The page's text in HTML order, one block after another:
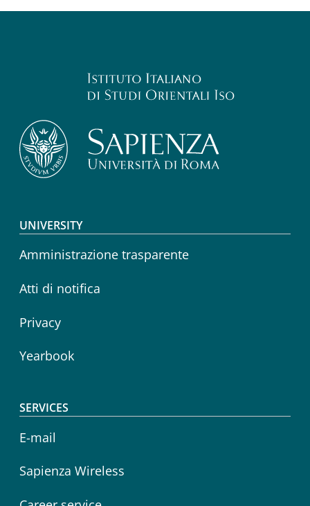
Footer menu
UNIVERSITY
Amministrazione trasparente
Atti di notifica
Privacy
Yearbook
SERVICES
E-mail
Sapienza Wireless